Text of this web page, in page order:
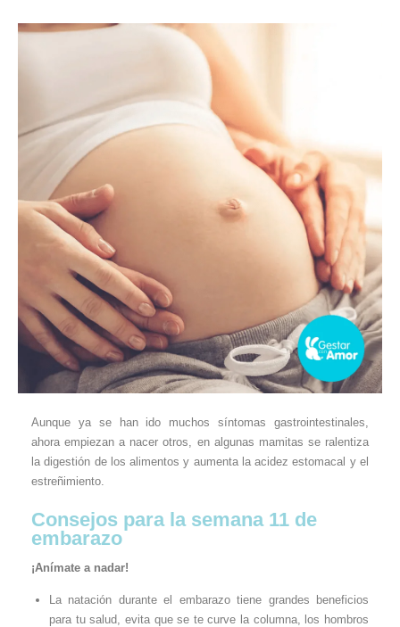
Aunque ya se han ido muchos síntomas gastrointestinales,
ahora empiezan a nacer otros, en algunas mamitas se ralentiza
la digestión de los alimentos y aumenta la acidez estomacal y el
estreñimiento.
Consejos para la semana 11 de
embarazo
¡Anímate a nadar!
La natación durante el embarazo tiene grandes beneficios
para tu salud, evita que se te curve la columna, los hombros